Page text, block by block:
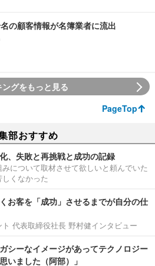
の顧客情報が名簿業者に流出
ングをもっと見る
PageTop
部おすすめ
、失敗と再挑戦と成功の記録
について取材させて欲しいと頼んでいた
くなかった
お客を「成功」させるまでが自分の仕
代表取締役社長 野村健インタビュー
シーなイメージがあってテクノロジー
いました（阿部）」